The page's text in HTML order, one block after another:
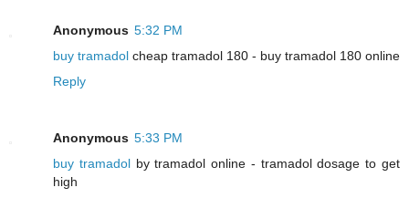
Anonymous 5:32 PM
buy tramadol cheap tramadol 180 - buy tramadol 180 online
Reply
Anonymous 5:33 PM
buy tramadolby tramadol online - tramadol dosage to get
high